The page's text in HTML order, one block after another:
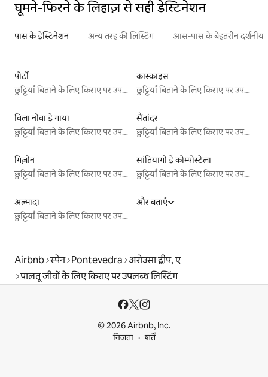
घूमने-फिरने के लिहाज़ से सही डेस्टिनेशन
पास के डेस्टिनेशन अन्य तरह की लिस्टिंग आस-पास के बेहतरीन दर्शनीय
पोर्टो
छुट्टियाँ बिताने के लिए किराए पर उपलब्ध जगहें
कास्काइस
छुट्टियाँ बिताने के लिए किराए पर उपलब्ध जगहें
विला नोवा डे गाया
छुट्टियाँ बिताने के लिए किराए पर उपलब्ध जगहें
सैंतांदर
छुट्टियाँ बिताने के लिए किराए पर उपलब्ध जगहें
गिज़ोन
छुट्टियाँ बिताने के लिए किराए पर उपलब्ध जगहें
सांतियागो डे कोम्पोस्टेला
छुट्टियाँ बिताने के लिए किराए पर उपलब्ध जगहें
अल्मादा
छुट्टियाँ बिताने के लिए किराए पर उपलब्ध जगहें
और बताएँ
Airbnb स्पेन Pontevedra अरोउसा द्वीप, ए
पालतू जीवों के लिए किराए पर उपलब्ध लिस्टिंग
© 2026 Airbnb, Inc.
निजता
शर्तें